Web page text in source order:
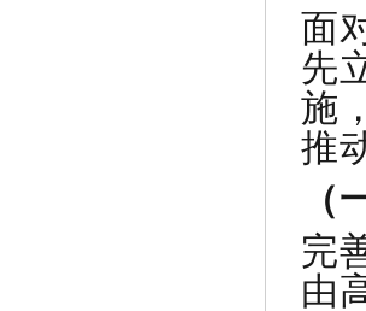
面
先
施
推
完
由